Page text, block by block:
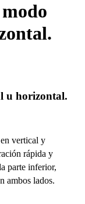
u horizontal.
vertical y
rápida y
parte inferior,
ambos lados.